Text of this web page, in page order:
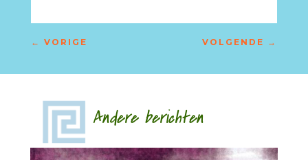
← VORIGE VOLGENDE →
Andere berichten